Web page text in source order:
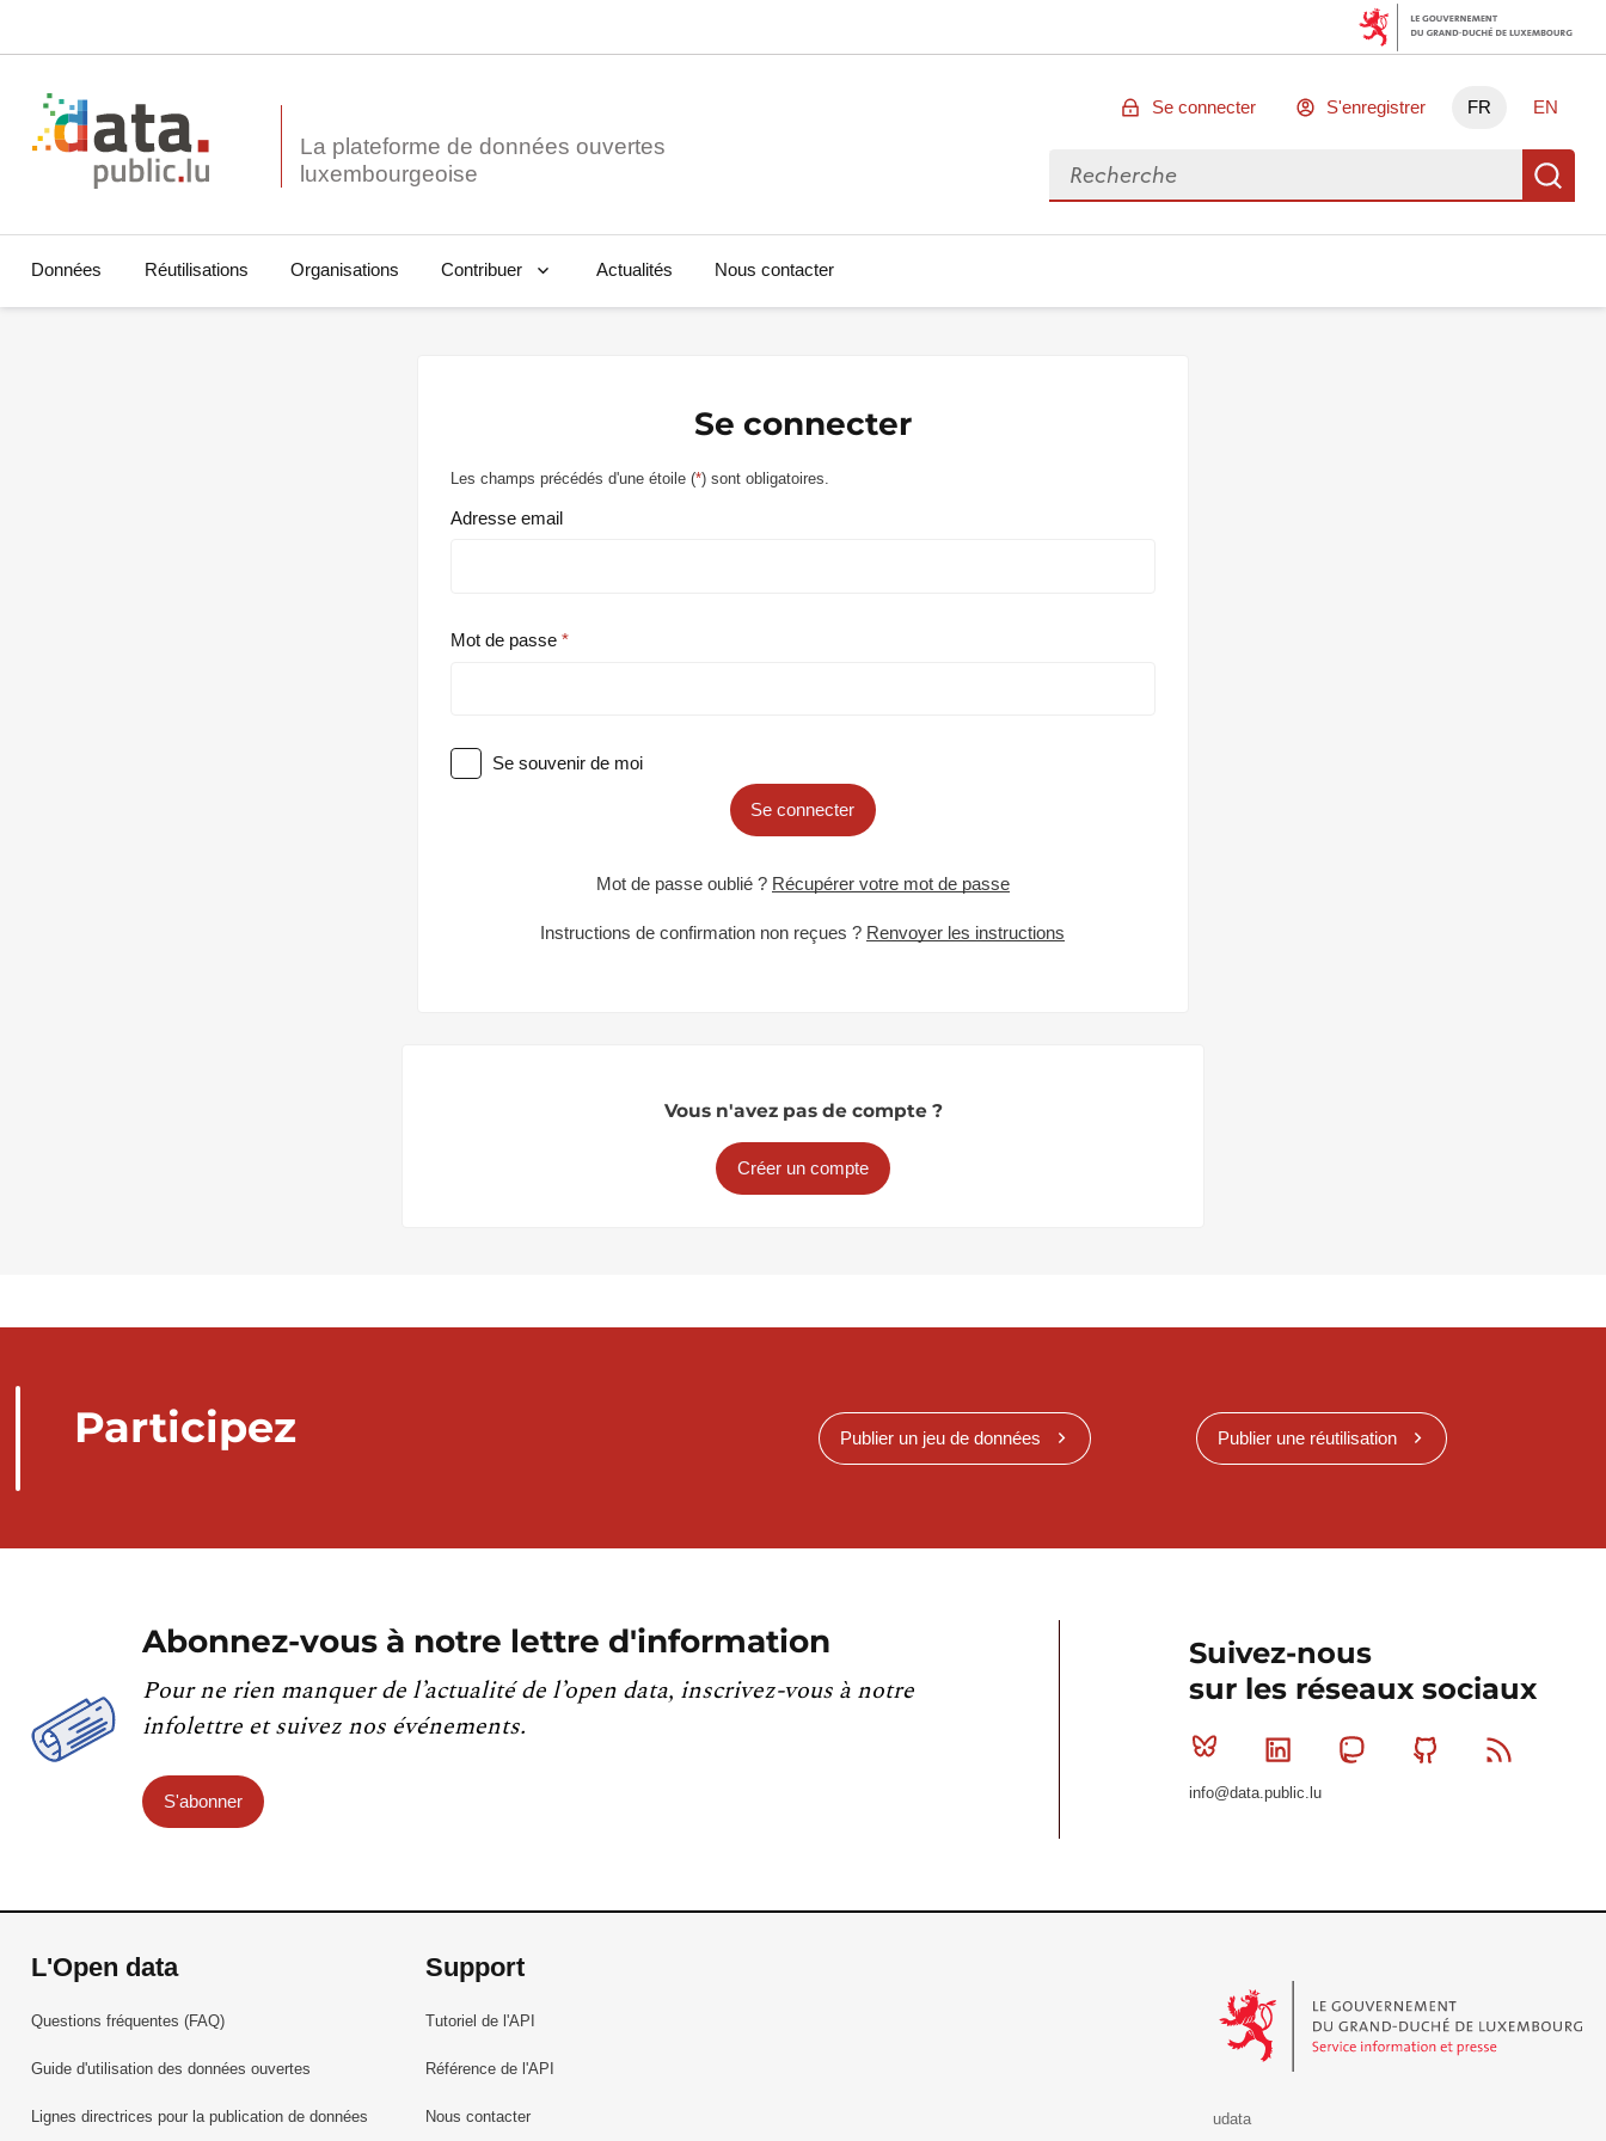
La plateforme de données ouvertes
Se connecter S'enregistrer FR EN
Rechercher des données
Données Réutilisations Organisations Contribuer Actualités Nous contacter
Se connecter
Les champs précédés d'une étoile (*) sont obligatoires.
Adresse email
Mot de passe
Se souvenir de moi
Se connecter
Mot de passe oublié ? Récupérer votre mot de passe
Instructions de confirmation non reçues ? Renvoyer les instructions
Vous n'avez pas de compte ?
Créer un compte
Participez Publier un jeu de données Publier une réutilisation
Abonnez-vous à notre lettre d'information
Pour ne rien manquer de l’actualité de l’open data, inscrivez-vous à notre
infolettre et suivez nos événements.
S'abonner
Suivez-nous
sur les réseaux sociaux
Bluesky Linkedin MastodonGithub
info@data.public.lu
L'Open data
Questions fréquentes (FAQ)
Guide d'utilisation des données ouvertes
Lignes directrices pour la publication de données
Support
Tutoriel de l'API
Référence de l'API
Nous contacter
udata